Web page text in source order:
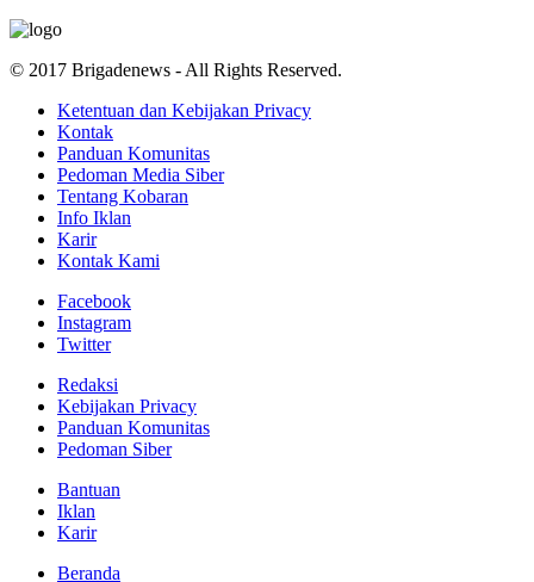
© 2017 Brigadenews - All Rights Reserved.
Ketentuan dan Kebijakan Privacy
Kontak
Panduan Komunitas
Pedoman Media Siber
Tentang Kobaran
Info Iklan
Karir
Kontak Kami
Facebook
Instagram
Twitter
Redaksi
Kebijakan Privacy
Panduan Komunitas
Pedoman Siber
Bantuan
Iklan
Karir
Beranda